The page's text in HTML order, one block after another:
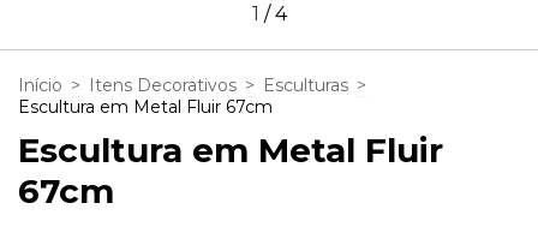
1 /4
Início > Itens Decorativos > Esculturas >
Escultura em Metal Fluir 67cm
Escultura em Metal Fluir
67cm